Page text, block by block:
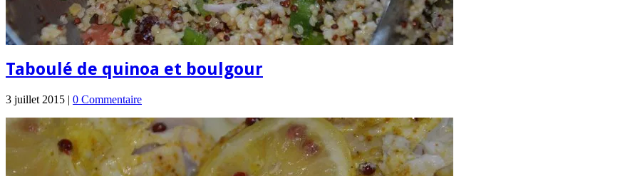
Taboulé de quinoa et boulgour
3 juillet 2015 | 0 Commentaire